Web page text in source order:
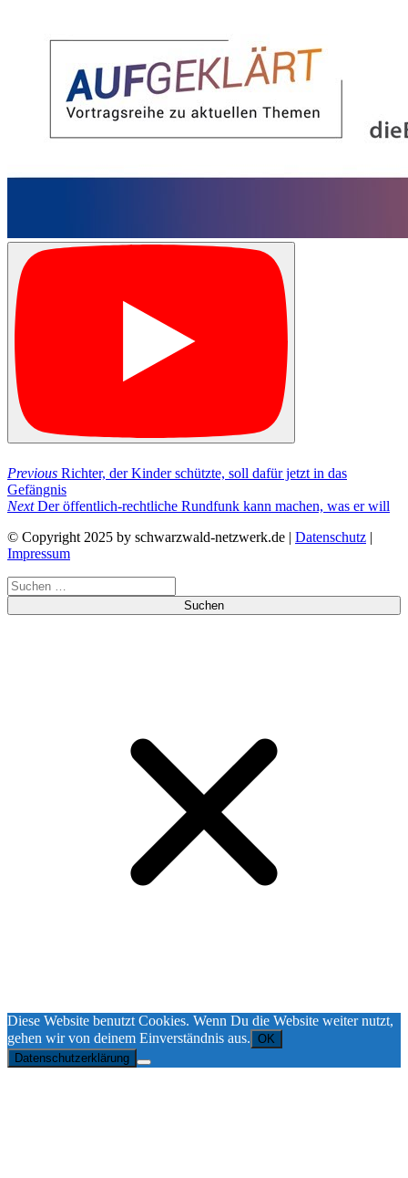
Beitragsnavigation
Previous
Post
Previous Richter, der Kinder schützte, soll dafür jetzt in das
Gefängnis
Next
Next Der öffentlich-rechtliche Rundfunk kann machen, was er will
© Copyright 2025 by schwarzwald-netzwerk.de | Datenschutz |
Impressum
Suchen
nach:
Diese Website benutzt Cookies. Wenn Du die Website weiter nutzt,
gehen wir von deinem Einverständnis aus. OK
Datenschutzerklärung